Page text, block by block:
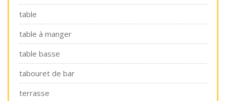
table
table à manger
table basse
tabouret de bar
terrasse